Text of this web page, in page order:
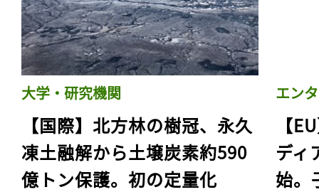
大学・研究機関
【国際】北方林の樹冠、永久
凍土融解から土壌炭素約590
億トン保護。初の定量化
エン
【
ディ
始。